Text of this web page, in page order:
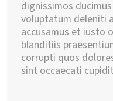
dignissimos
voluptatum deleniti
accusamus et iusto
blanditiis
corrupti quos
sint occaecati